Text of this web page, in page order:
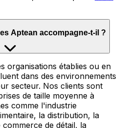
Aptean accompagne-t-il ?
organisations établies ou en
dans des environnements
secteur. Nos clients sont
de taille moyenne à
comme l'industrie
la distribution, la
de détail, la